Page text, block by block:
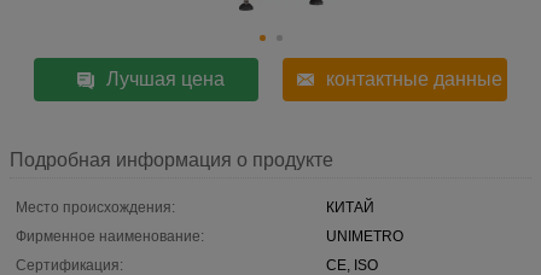
Лучшая цена контактные данные
Подробная информация о продукте
Место происхождения:
КИТАЙ
Фирменное наименование:
UNIMETRO
Сертификация:
CE, ISO